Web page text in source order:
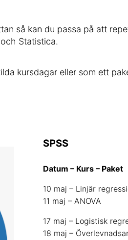
så kan du passa på att
Statistica.
kursdagar eller som ett
SPSS
Datum – Kurs – Paket
10 maj – Linjär
11 maj – ANOVA
17 maj – Logistisk
18 maj –